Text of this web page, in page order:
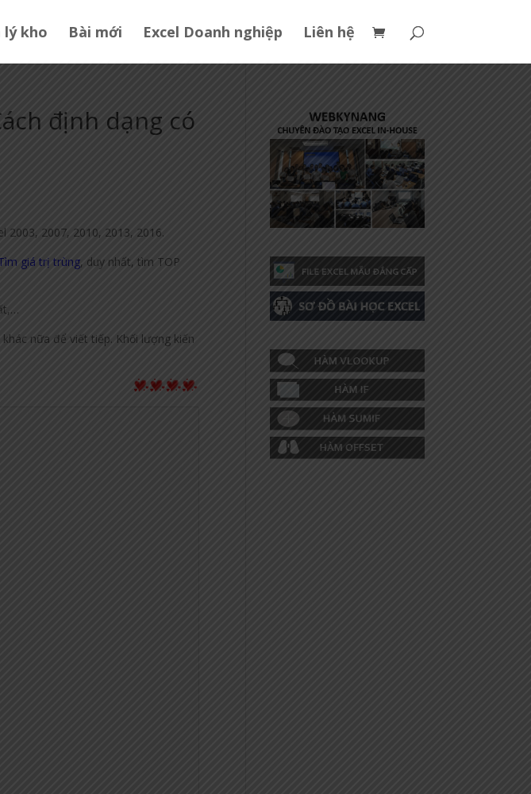
lý kho Bài mới Excel Doanh nghiệp Liên hệ
định dạng có
2003, 2007, 2010, 2013, 2016.
giá trị trùng, duy nhất, tìm TOP
nữa để viết tiếp. Khối lượng kiến